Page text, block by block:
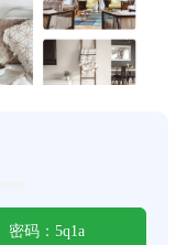
密码：5q1a
03
模板
2024-11-18
11-23